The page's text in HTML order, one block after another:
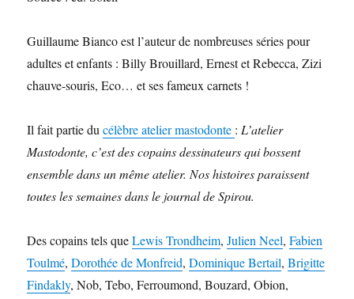
Guillaume Bianco est l’auteur de nombreuses séries pour
adultes et enfants : Billy Brouillard, Ernest et Rebecca, Zizi
chauve-souris, Eco… et ses fameux carnets !
Il fait partie ducélèbre atelier mastodonte : L’atelier
Mastodonte, c’est des copains dessinateurs qui bossent
ensemble dans un même atelier. Nos histoires paraissent
toutes les semaines dans le journal de Spirou.
Des copains tels queLewis Trondheim,Julien Neel,Fabien
Toulmé,Dorothée de Monfreid,Dominique Bertail,Brigitte
Findakly, Nob, Tebo, Ferroumond, Bouzard, Obion,